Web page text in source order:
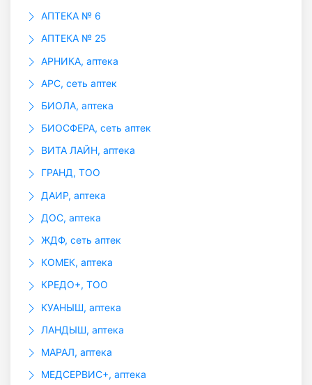
АПТЕКА № 6
АПТЕКА № 25
АРНИКА, аптека
АРС, сеть аптек
БИОЛА, аптека
БИОСФЕРА, сеть аптек
ВИТА ЛАЙН, аптека
ГРАНД, ТОО
ДАИР, аптека
ДОС, аптека
ЖДФ, сеть аптек
КОМЕК, аптека
КРЕДО+, ТОО
КУАНЫШ, аптека
ЛАНДЫШ, аптека
МАРАЛ, аптека
МЕДСЕРВИС+, аптека